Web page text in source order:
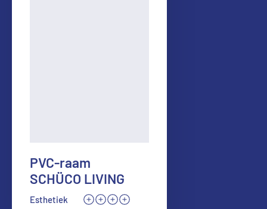
PVC-raam
SCHÜCO LIVING
Esthetiek